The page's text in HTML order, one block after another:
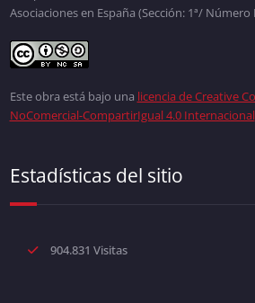
Asociaciones en España (Sección: 1ª/ Número
Este obra está bajo una licencia de Creative
NoComercial-CompartirIgual 4.0 Internacional
Estadísticas del sitio
904.831 Visitas